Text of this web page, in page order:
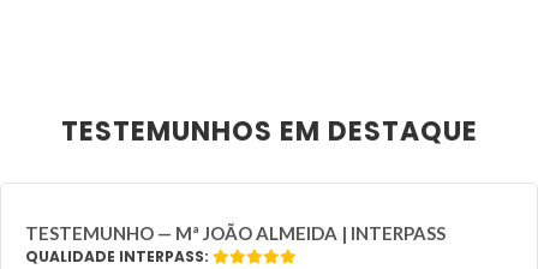
TESTEMUNHOS EM DESTAQUE
TESTEMUNHO — Mª JOÃO ALMEIDA | INTERPASS
QUALIDADE INTERPASS: